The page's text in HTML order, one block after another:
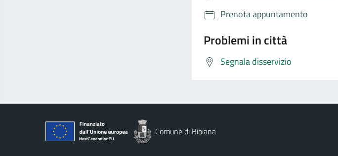
Prenota appuntamento
Problemi in città
Segnala disservizio
Comune di Bibiana